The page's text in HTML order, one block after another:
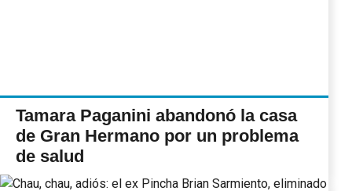
Tamara Paganini abandonó la casa
de Gran Hermano por un problema
de salud